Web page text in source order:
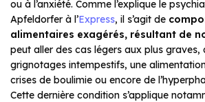
ou à l’anxiété. Comme l’explique le
Apfeldorfer à l’Express, il s’agit de
alimentaires exagérés, résultant de
peut aller des cas légers aux plus graves,
grignotages intempestifs, une
crises de boulimie ou encore de
Cette dernière condition s’applique